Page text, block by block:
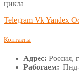
цикла
Telegram VkYandex
Контакты
Адрес: Россия,
Работаем: